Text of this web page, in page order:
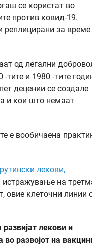
се користат во
против ковид-19.
реплицирани за време
од легални
и 1980 -тите
децении се создале
и кои што немаат
е вообичаена
рутински лекови,
истражување на
овие клеточни линии
лекови и
развојот на